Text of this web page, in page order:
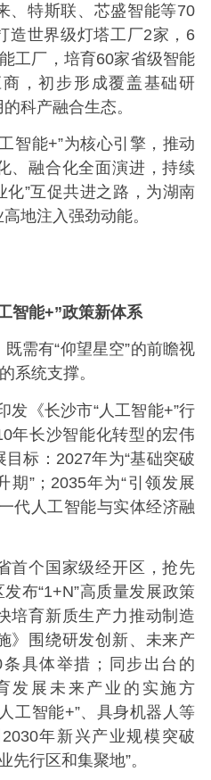
、特斯联、芯盛智能等70
造世界级灯塔工厂2家，6
工厂，培育60家省级智能
，初步形成覆盖基础研
科产融合生态。
能+”为核心引擎，推动
、融合化全面演进，持续
化”互促共进之路，为湖南
地注入强劲动能。
能+”政策新体系
有“仰望星空”的前瞻视
系统支撑。
《长沙市“人工智能+”行
年长沙智能化转型的宏伟
标：2027年为“基础突破
期”；2035年为“引领发展
代人工智能与实体经济融
个国家级经开区，抢先
布“1+N”高质量发展政策
培育新质生产力推动制造
》围绕研发创新、未来产
具体举措；同步出台的
发展未来产业的实施方
工智能+”、具身机器人等
年新兴产业规模突破
先行区和集聚地”。